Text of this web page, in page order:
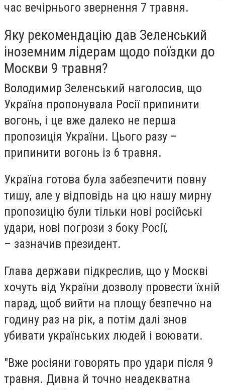
час вечірнього звернення 7 травня.
Яку рекомендацію дав Зеленський
іноземним лідерам щодо поїздки до
Москви 9 травня?
Володимир Зеленський наголосив, що
Україна пропонувала Росії припинити
вогонь, і це вже далеко не перша
пропозиція України. Цього разу –
припинити вогонь із 6 травня.
Україна готова була забезпечити повну
тишу, але у відповідь на цю нашу мирну
пропозицію були тільки нові російські
удари, нові погрози з боку Росії,
– зазначив президент.
Глава держави підкреслив, що у Москві
хочуть від України дозволу провести їхній
парад, щоб вийти на площу безпечно на
годину раз на рік, а потім далі знов
убивати українських людей і воювати.
"Вже росіяни говорять про удари після 9
травня. Дивна й точно неадекватна